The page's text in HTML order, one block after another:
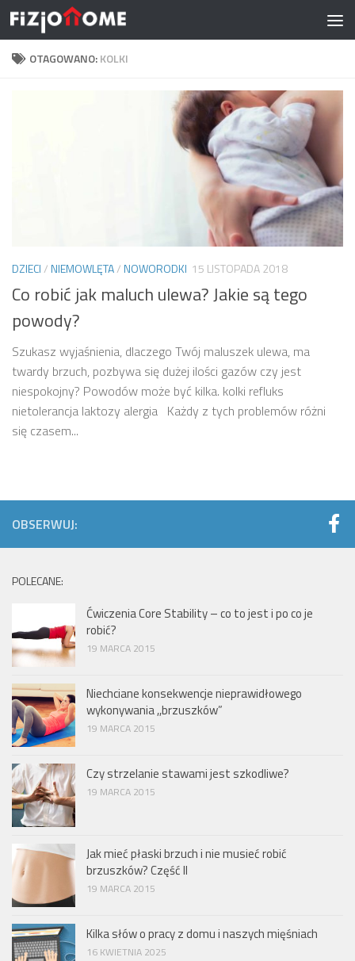
Skip to content
OTAGOWANO:KOLKI
DZIECI/NIEMOWLĘTA/NOWORODKI 15 LISTOPADA 2018
Co robić jak maluch ulewa? Jakie są tego
powody?
Szukasz wyjaśnienia, dlaczego Twój maluszek ulewa, ma
twardy brzuch, pozbywa się dużej ilości gazów czy jest
niespokojny? Powodów może być kilka. kolki refluks
nietolerancja laktozy alergia Każdy z tych problemów różni
się czasem...
OBSERWUJ:
POLECANE:
Ćwiczenia Core Stability – co to jest i po co je
robić?
19 MARCA 2015
Niechciane konsekwencje nieprawidłowego
wykonywania ,,brzuszków”
19 MARCA 2015
Czy strzelanie stawami jest szkodliwe?
19 MARCA 2015
Jak mieć płaski brzuch i nie musieć robić
brzuszków? Część II
19 MARCA 2015
Kilka słów o pracy z domu i naszych mięśniach
16 KWIETNIA 2025